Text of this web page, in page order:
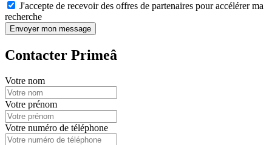
J'accepte de recevoir des offres de partenaires pour accélérer ma
recherche
Envoyer mon message
Contacter Primeâ
Votre nom
Votre prénom
Votre numéro de téléphone